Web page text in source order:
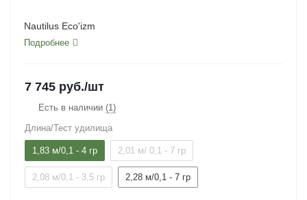
Nautilus Eco'izm
Подробнее
7 745 руб./шт
Есть в наличии (1)
Длина/Тест удилища
1,83 м/0,1 - 4 гр 2,01 м/ 0,1 - 7 гр
2,08 м/0,1 - 3,5 гр 2,28 м/0,1 - 7 гр